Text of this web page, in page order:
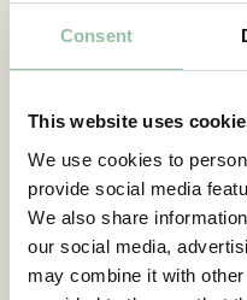
Consent
This website uses
We use cookies to
provide social media
We also share
our social media,
may combine it with
070-246 45 01
Om oss
Freemelt är ett
företag vars
möjligheter för